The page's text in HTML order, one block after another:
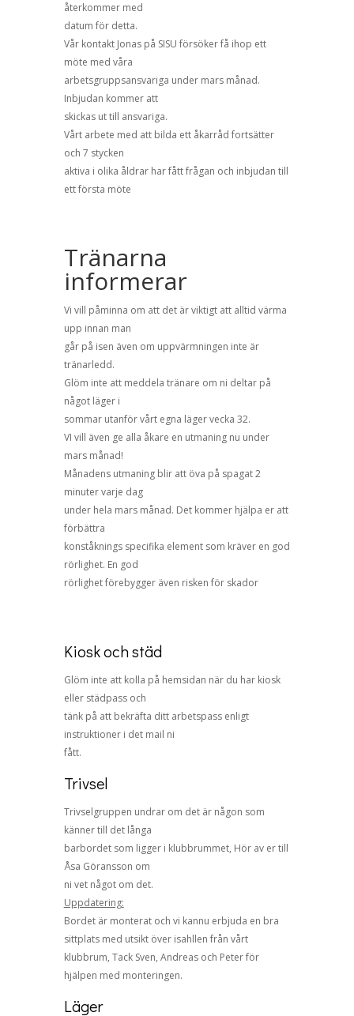
återkommer med
datum för detta.
Vår kontakt Jonas på SISU försöker få ihop ett
möte med våra
arbetsgruppsansvariga under mars månad.
Inbjudan kommer att
skickas ut till ansvariga.
Vårt arbete med att bilda ett åkarråd fortsätter
och 7 stycken
aktiva i olika åldrar har fått frågan och inbjudan till
ett första möte
Tränarna
informerar
Vi vill påminna om att det är viktigt att alltid värma
upp innan man
går på isen även om uppvärmningen inte är
tränarledd.
Glöm inte att meddela tränare om ni deltar på
något läger i
sommar utanför vårt egna läger vecka 32.
VI vill även ge alla åkare en utmaning nu under
mars månad!
Månadens utmaning blir att öva på spagat 2
minuter varje dag
under hela mars månad. Det kommer hjälpa er att
förbättra
konståknings specifika element som kräver en god
rörlighet. En god
rörlighet förebygger även risken för skador
Kiosk och städ
Glöm inte att kolla på hemsidan när du har kiosk
eller städpass och
tänk på att bekräfta ditt arbetspass enligt
instruktioner i det mail ni
fått.
Trivsel
Trivselgruppen undrar om det är någon som
känner till det långa
barbordet som ligger i klubbrummet, Hör av er till
Åsa Göransson om
ni vet något om det.
Uppdatering:
Bordet är monterat och vi kannu erbjuda en bra
sittplats med utsikt över isahllen från vårt
klubbrum, Tack Sven, Andreas och Peter för
hjälpen med monteringen.
Läger